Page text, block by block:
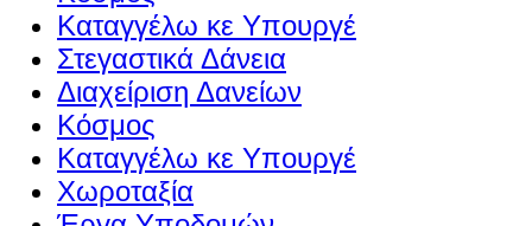
Καταγγέλω κε Υπουργέ
Στεγαστικά Δάνεια
Διαχείριση Δανείων
Κόσμος
Καταγγέλω κε Υπουργέ
Χωροταξία